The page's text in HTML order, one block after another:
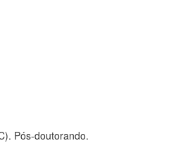
Pós-doutorando.